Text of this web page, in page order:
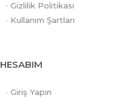
· Gizlilik Politikası
· Kullanım Şartları
HESABIM
· Giriş Yapın